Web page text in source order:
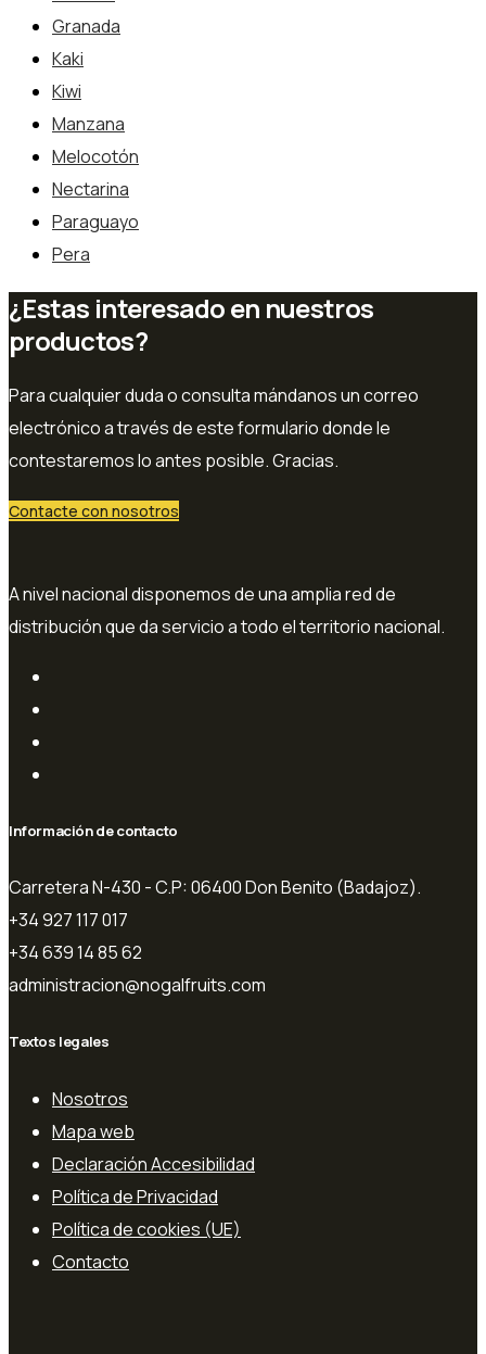
Granada
Kaki
Kiwi
Manzana
Melocotón
Nectarina
Paraguayo
Pera
¿Estas interesado en nuestros
productos?
Para cualquier duda o consulta mándanos un correo
electrónico a través de este formulario donde le
contestaremos lo antes posible. Gracias.
Contacte con nosotros
A nivel nacional disponemos de una amplia red de
distribución que da servicio a todo el territorio nacional.
Información de contacto
Carretera N-430 - C.P: 06400 Don Benito (Badajoz).
+34 927 117 017
+34 639 14 85 62
administracion@nogalfruits.com
Textos legales
Nosotros
Mapa web
Declaración Accesibilidad
Política de Privacidad
Política de cookies (UE)
Contacto